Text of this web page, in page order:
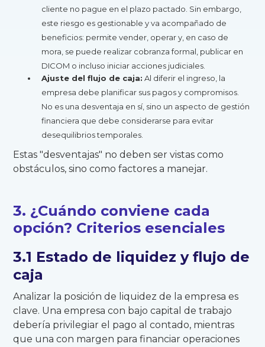
cliente no pague en el plazo pactado. Sin embargo,
este riesgo es gestionable y va acompañado de
beneficios: permite vender, operar y, en caso de
mora, se puede realizar cobranza formal, publicar en
DICOM o incluso iniciar acciones judiciales.
Ajuste del flujo de caja: Al diferir el ingreso, la
empresa debe planificar sus pagos y compromisos.
No es una desventaja en sí, sino un aspecto de gestión
financiera que debe considerarse para evitar
desequilibrios temporales.
Estas "desventajas" no deben ser vistas como
obstáculos, sino como factores a manejar.
3. ¿Cuándo conviene cada
opción? Criterios esenciales
3.1 Estado de liquidez y flujo de
caja
Analizar la posición de liquidez de la empresa es
clave. Una empresa con bajo capital de trabajo
debería privilegiar el pago al contado, mientras
que una con margen para financiar operaciones